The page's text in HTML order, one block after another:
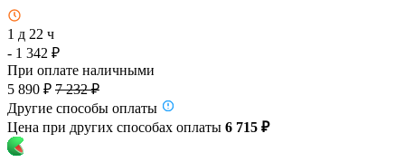
1 д 22 ч
- 1 342 ₽
При оплате наличными
5 890 ₽ 7 232 ₽
Другие способы оплаты
Цена при других способах оплаты 6 715 ₽